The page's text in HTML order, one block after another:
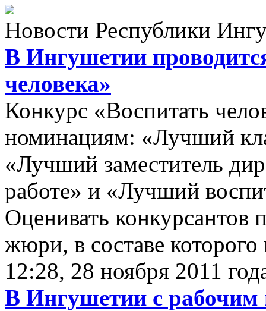
Новости Республики
В Ингушетии
человека»
Конкурс «Воспитать
номинациям: «Лучший
«Лучший заместитель
работе» и «Лучший
Оценивать конкурсантов
жюри, в составе
12:28, 28 ноября 2011
В Ингушетии с рабочим